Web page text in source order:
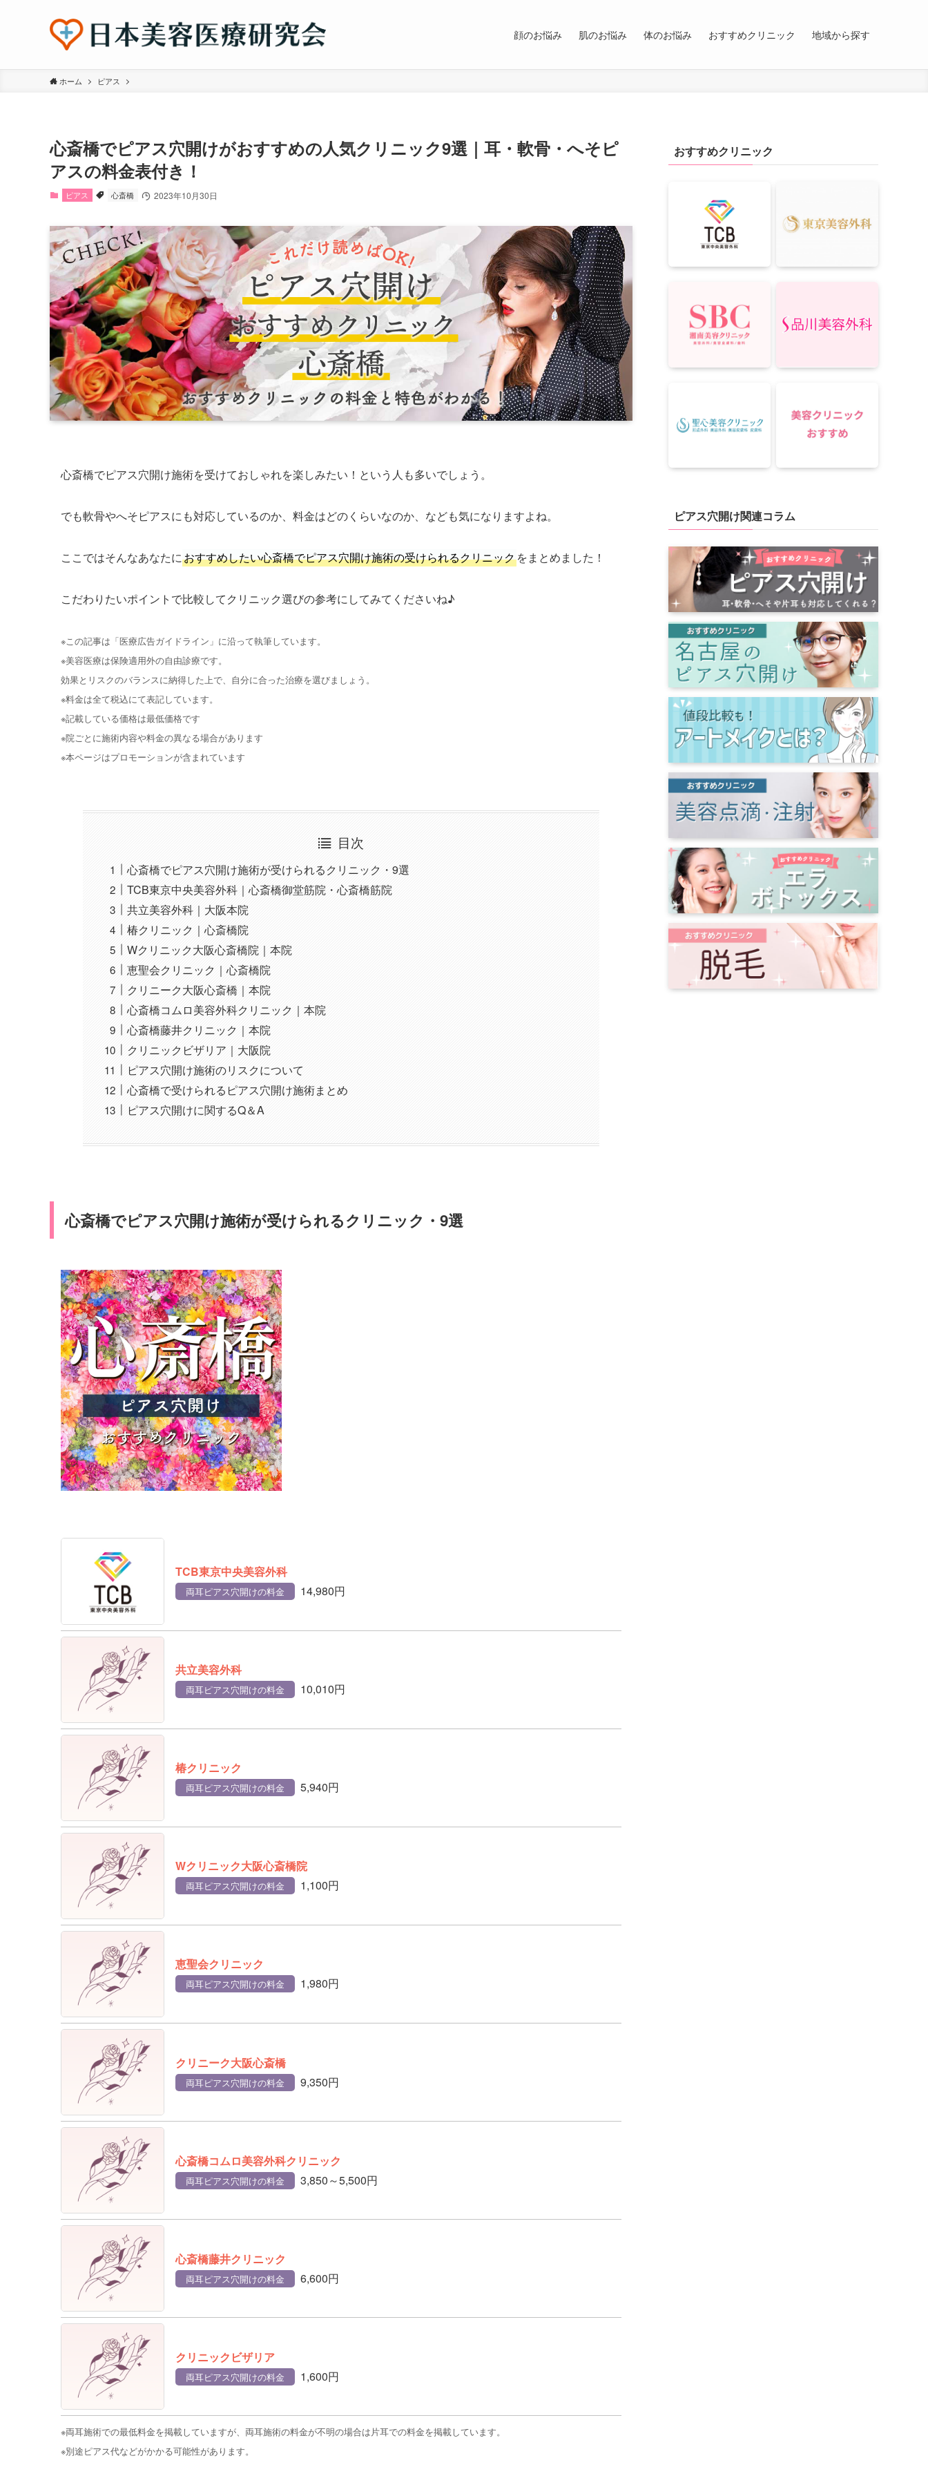
顔のお悩み 肌のお悩み 体のお悩み おすすめクリニック 地域から探す
ホーム ピアス
心斎橋でピアス穴開けがおすすめの人気クリニック9選｜耳・軟骨・へそピ
アスの料金表付き！
ピアス 心斎橋 2023年10月30日
心斎橋でピアス穴開け施術を受けておしゃれを楽しみたい！という人も多いでしょう。
でも軟骨やへそピアスにも対応しているのか、料金はどのくらいなのか、なども気になりますよね。
ここではそんなあなたにおすすめしたい心斎橋でピアス穴開け施術の受けられるクリニックをまとめました！
こだわりたいポイントで比較してクリニック選びの参考にしてみてくださいね♪
※この記事は「医療広告ガイドライン」に沿って執筆しています。
※美容医療は保険適用外の自由診療です。
効果とリスクのバランスに納得した上で、自分に合った治療を選びましょう。
※料金は全て税込にて表記しています。
※記載している価格は最低価格です
※院ごとに施術内容や料金の異なる場合があります
※本ページはプロモーションが含まれています
目次
心斎橋でピアス穴開け施術が受けられるクリニック・9選
TCB東京中央美容外科｜心斎橋御堂筋院・心斎橋筋院
共立美容外科｜大阪本院
椿クリニック｜心斎橋院
Wクリニック大阪心斎橋院｜本院
恵聖会クリニック｜心斎橋院
クリニーク大阪心斎橋｜本院
心斎橋コムロ美容外科クリニック｜本院
心斎橋藤井クリニック｜本院
クリニックビザリア｜大阪院
ピアス穴開け施術のリスクについて
心斎橋で受けられるピアス穴開け施術まとめ
ピアス穴開けに関するQ＆A
心斎橋でピアス穴開け施術が受けられるクリニック・9選
TCB東京中央美容外科
両耳ピアス穴開けの料金 14,980円
共立美容外科
両耳ピアス穴開けの料金 10,010円
椿クリニック
両耳ピアス穴開けの料金 5,940円
Wクリニック大阪心斎橋院
両耳ピアス穴開けの料金 1,100円
恵聖会クリニック
両耳ピアス穴開けの料金 1,980円
クリニーク大阪心斎橋
両耳ピアス穴開けの料金 9,350円
心斎橋コムロ美容外科クリニック
両耳ピアス穴開けの料金 3,850～5,500円
心斎橋藤井クリニック
両耳ピアス穴開けの料金 6,600円
クリニックビザリア
両耳ピアス穴開けの料金 1,600円
※両耳施術での最低料金を掲載していますが、両耳施術の料金が不明の場合は片耳での料金を掲載しています。
※別途ピアス代などがかかる可能性があります。
おすすめクリニック
ピアス穴開け関連コラム